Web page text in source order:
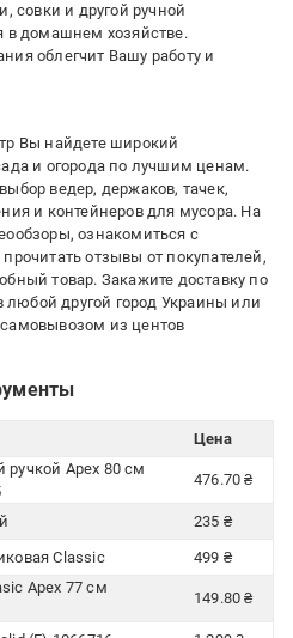
совки и другой ручной
в домашнем хозяйстве.
облегчит Вашу работу и
Вы найдете широкий
и огорода по лучшим ценам.
ведер, держаков, тачек,
и контейнеров для мусора. На
ознакомиться с
отзывы от покупателей,
товар. Закажите доставку по
любой другой город Украины или
из центов
Цена
Apex 80 см
476.70 ₴
235 ₴
Classic
499 ₴
Apex 77 см
149.80 ₴